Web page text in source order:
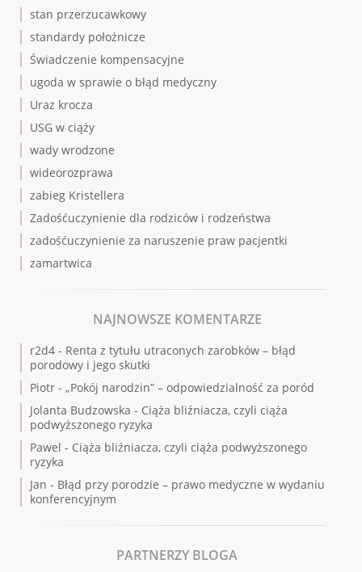
stan przerzucawkowy
standardy położnicze
Świadczenie kompensacyjne
ugoda w sprawie o błąd medyczny
Uraz krocza
USG w ciąży
wady wrodzone
wideorozprawa
zabieg Kristellera
Zadośćuczynienie dla rodziców i rodzeństwa
zadośćuczynienie za naruszenie praw pacjentki
zamartwica
NAJNOWSZE KOMENTARZE
r2d4 - Renta z tytułu utraconych zarobków – błąd
porodowy i jego skutki
Piotr - „Pokój narodzin” – odpowiedzialność za poród
Jolanta Budzowska - Ciąża bliźniacza, czyli ciąża
podwyższonego ryzyka
Pawel - Ciąża bliźniacza, czyli ciąża podwyższonego
ryzyka
Jan - Błąd przy porodzie – prawo medyczne w wydaniu
konferencyjnym
PARTNERZY BLOGA